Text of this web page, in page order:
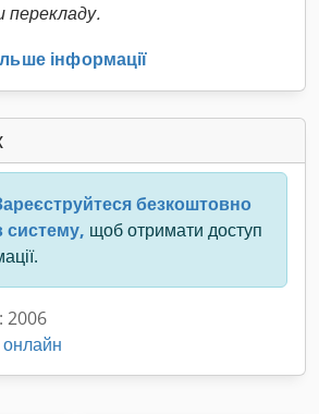
перекладу.
інформації
безкоштовно
систему, щоб отримати доступ
2006